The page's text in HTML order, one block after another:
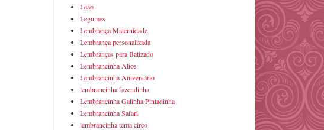
Leão
Legumes
Lembrança Maternidade
Lembrança personalizada
Lembranças para Batizado
Lembrancinha Alice
Lembrancinha Aniversário
lembrancinha fazendinha
Lembrancinha Galinha Pintadinha
Lembrancinha Safari
lembrancinha tema circo